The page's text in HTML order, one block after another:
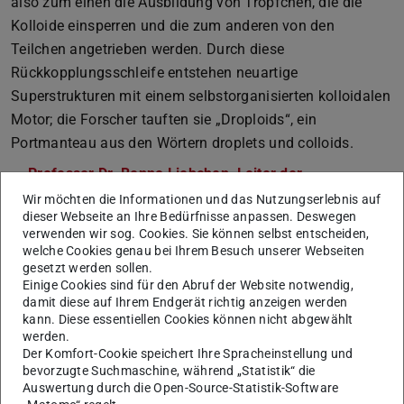
Kolloide einsperren und die zum anderen von den
Teilchen angetrieben werden. Durch diese
Rückkopplungsschleife entstehen neuartige
Superstrukturen mit einem selbstorganisierten kolloidalen
Motor; die Forscher tauften sie „Droploids“, ein
Portmanteau aus den Wörtern droplets und colloids.
Professor Dr. Benno Liebchen, Leiter der
Arbeitsgruppe Theorie weicher Materieam Fachbereich
Physik der TU Darmstadt, entwickelte mit seinen
Kooperationspartnern ein neuartiges Modell zur
Beschreibung der Droploide. Dieses Modell erläutert die
wechselseitige Beeinflussung der Dynamik von
Temperaturfeld, binärem Fluid und Kolloiden und kann
alle Aspekte der Experimente, von der Entstehung der
Droploide bis hin zu ihrem Antriebsmechanismus und
ihrer Geschwindigkeit mit erstaunlicher Genauigkeit
Wir möchten die Informationen und das Nutzungserlebnis auf
dieser Webseite an Ihre Bedürfnisse anpassen. Deswegen
verwenden wir sog. Cookies. Sie können selbst entscheiden,
welche Cookies genau bei Ihrem Besuch unserer Webseiten
gesetzt werden sollen.
Einige Cookies sind für den Abruf der Website notwendig,
damit diese auf Ihrem Endgerät richtig anzeigen werden
kann. Diese essentiellen Cookies können nicht abgewählt
werden.
Der Komfort-Cookie speichert Ihre Spracheinstellung und
bevorzugte Suchmaschine, während „Statistik“ die
Auswertung durch die Open-Source-Statistik-Software